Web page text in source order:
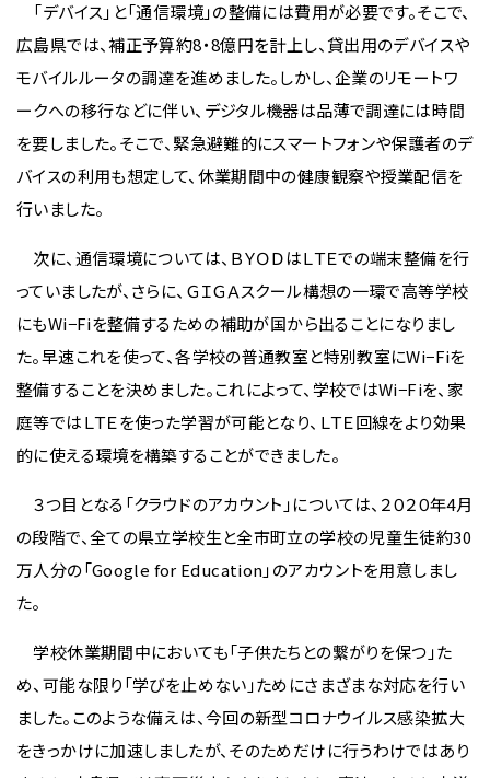
「デバイス」と「通信環境」の整備には費用が必要です。そこで、
広島県では、補正予算約8・8億円を計上し、貸出用のデバイスや
モバイルルータの調達を進めました。しかし、企業のリモートワ
ークへの移行などに伴い、デジタル機器は品薄で調達には時間
を要しました。そこで、緊急避難的にスマートフォンや保護者のデ
バイスの利用も想定して、休業期間中の健康観察や授業配信を
行いました。
次に、通信環境については、ＢＹＯＤはＬＴＥでの端末整備を行
っていましたが、さらに、ＧＩＧＡスクール構想の一環で高等学校
にもWi−Fiを整備するための補助が国から出ることになりまし
た。早速これを使って、各学校の普通教室と特別教室にWi−Fiを
整備することを決めました。これによって、学校ではWi−Fiを、家
庭等ではＬＴＥを使った学習が可能となり、ＬＴＥ回線をより効果
的に使える環境を構築することができました。
３つ目となる「クラウドのアカウント」については、２０２０年4月
の段階で、全ての県立学校生と全市町立の学校の児童生徒約30
万人分の「Google for Education」のアカウントを用意しまし
た。
学校休業期間中においても「子供たちとの繋がりを保つ」た
め、可能な限り「学びを止めない」ためにさまざまな対応を行い
ました。このような備えは、今回の新型コロナウイルス感染拡大
をきっかけに加速しましたが、そのためだけに行うわけではあり